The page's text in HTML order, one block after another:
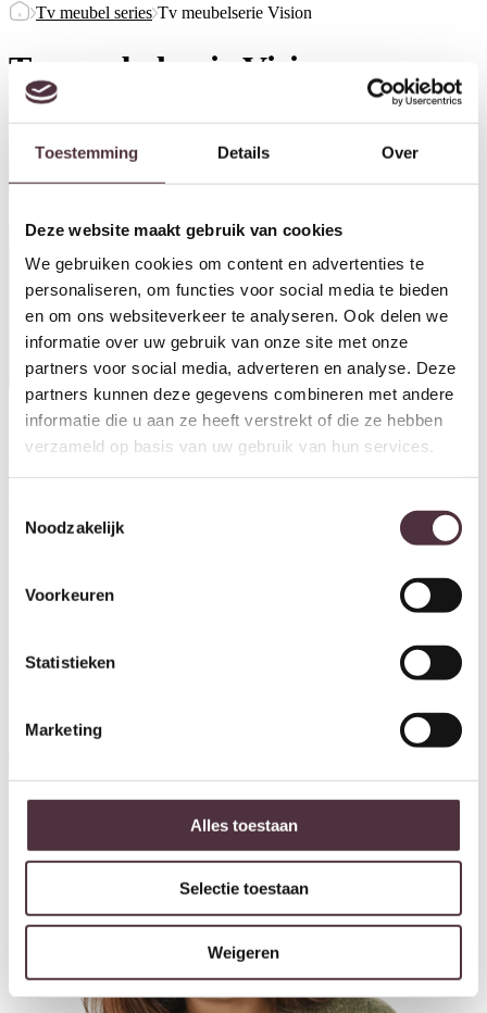
Toestemming Details Over
Deze website maakt gebruik van cookies
We gebruiken cookies om content en advertenties te
personaliseren, om functies voor social media te bieden
en om ons websiteverkeer te analyseren. Ook delen we
informatie over uw gebruik van onze site met onze
partners voor social media, adverteren en analyse. Deze
partners kunnen deze gegevens combineren met andere
informatie die u aan ze heeft verstrekt of die ze hebben
verzameld op basis van uw gebruik van hun services.
Noodzakelijk
Voorkeuren
Statistieken
Marketing
Alles toestaan
Selectie toestaan
Weigeren
Tv meubel series Tv meubelserie Vision
Tv meubelserie Vision
Herstel filters
Alle filters
Starfurn Zwevend tv meubel
Ontvang €20,- shoptegoed
Meldt u aan voor onze nieuwsbrief en ontvang €20,- shoptegoed
voor uw volgende bestelling van minimaal €200,- (niet geldig op